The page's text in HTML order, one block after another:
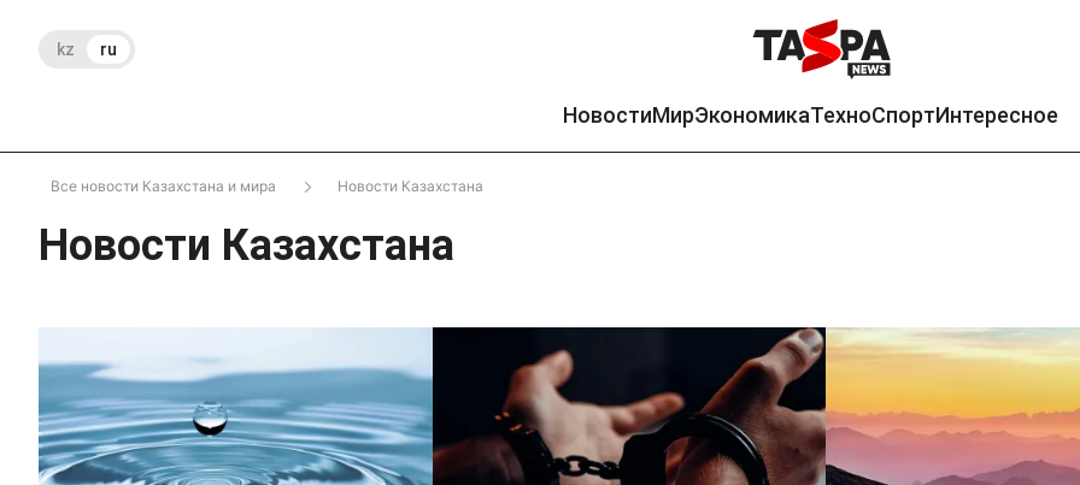
kz ru
НовостиМирЭкономикаТехноСпортИнтересное
Все новости Казахстана и мира Новости Казахстана
Новости Казахстана